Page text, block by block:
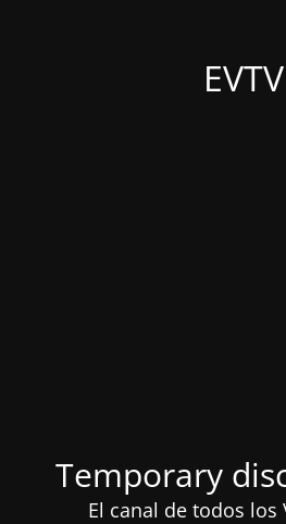
EVTV
Temporary
El canal de todos los